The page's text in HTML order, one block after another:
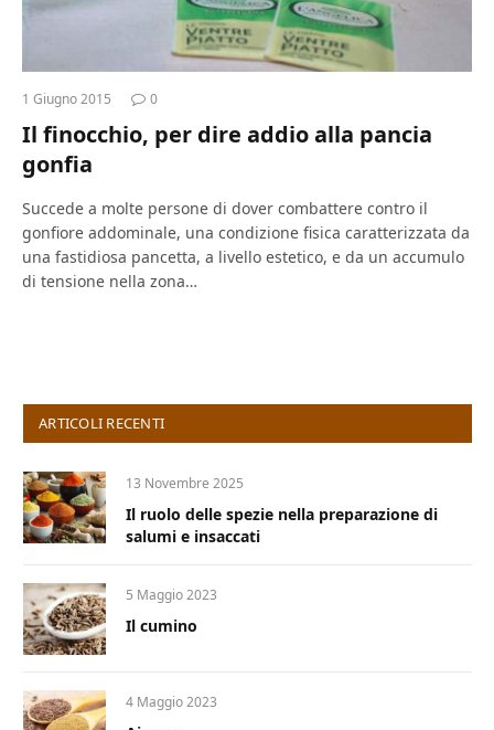
1 Giugno 2015 0
Il finocchio, per dire addio alla pancia
gonfia
Succede a molte persone di dover combattere contro il
gonfiore addominale, una condizione fisica caratterizzata da
una fastidiosa pancetta, a livello estetico, e da un accumulo
di tensione nella zona…
ARTICOLI RECENTI
13 Novembre 2025
Il ruolo delle spezie nella preparazione di
salumi e insaccati
5 Maggio 2023
Il cumino
4 Maggio 2023